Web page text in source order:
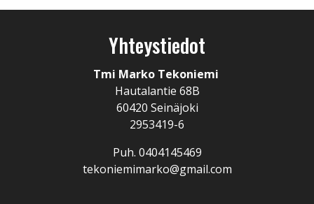
Yhteystiedot
Tmi Marko Tekoniemi
Hautalantie 68B
60420 Seinäjoki
2953419-6
Puh. 0404145469
tekoniemimarko@gmail.com